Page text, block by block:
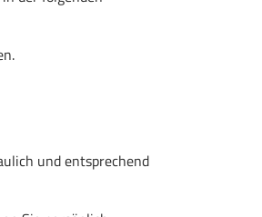
und entsprechend